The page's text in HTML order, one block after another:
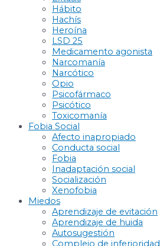
Hábito
Hachís
Heroína
LSD 25
Medicamento agonista
Narcomanía
Narcótico
Opio
Psicofármaco
Psicótico
Toxicomanía
Fobia Social
Afecto inapropiado
Conducta social
Fobia
Inadaptación social
Socialización
Xenofobia
Miedos
Aprendizaje de evitación
Aprendizaje de huida
Autosugestión
Complejo de inferioridad